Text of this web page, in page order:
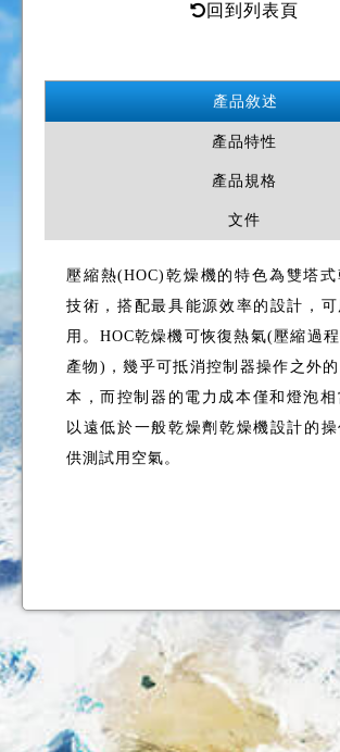
回到列表頁
產品敘述
產品特性
產品規格
文件
壓縮熱(HOC)乾燥機的特色為雙塔
技術，搭配最具能源效率的設計，
用。HOC乾燥機可恢復熱氣(壓縮過
產物)，幾乎可抵消控制器操作之外
本，而控制器的電力成本僅和燈泡相
以遠低於一般乾燥劑乾燥機設計的
供測試用空氣。